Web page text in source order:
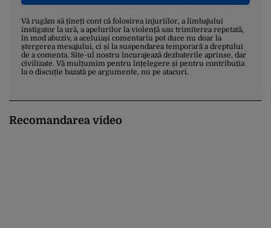
Vă rugăm să țineți cont că folosirea injuriilor, a limbajului
instigator la ură, a apelurilor la violență sau trimiterea repetată,
în mod abuziv, a aceluiași comentariu pot duce nu doar la
ștergerea mesajului, ci și la suspendarea temporară a dreptului
de a comenta. Site-ul nostru încurajează dezbaterile aprinse, dar
civilizate. Vă mulțumim pentru înțelegere și pentru contribuția
la o discuție bazată pe argumente, nu pe atacuri.
Recomandarea video